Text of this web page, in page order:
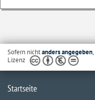
Sofern nichtanders angegeben
Lizenz
Startseite